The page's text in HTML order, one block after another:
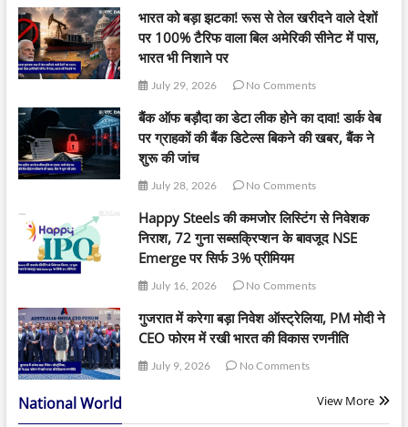
भारत को बड़ा झटका! रूस से तेल खरीदने वाले देशों
पर 100% टैरिफ वाला बिल अमेरिकी सीनेट में पास,
भारत भी निशाने पर
July 29, 2026 No Comments
बैंक ऑफ बड़ौदा का डेटा लीक होने का दावा! डार्क वेब
पर ग्राहकों की बैंक डिटेल्स बिकने की खबर, बैंक ने
शुरू की जांच
July 28, 2026 No Comments
Happy Steels की कमजोर लिस्टिंग से निवेशक
निराश, 72 गुना सब्सक्रिप्शन के बावजूद NSE
Emerge पर सिर्फ 3% प्रीमियम
July 16, 2026 No Comments
गुजरात में करेगा बड़ा निवेश ऑस्ट्रेलिया, PM मोदी ने
CEO फोरम में रखी भारत की विकास रणनीति
July 9, 2026 No Comments
National World View More